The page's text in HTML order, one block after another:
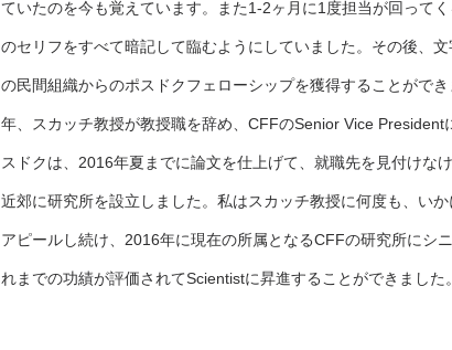
ていたのを今も覚えています。また1-2ヶ月に1度担当が回って
のセリフをすべて暗記して臨むようにしていました。その後、
の民間組織からのポスドクフェローシップを獲得することがで
年、スカッチ教授が教授職を辞め、CFFのSenior Vice
スドクは、2016年夏までに論文を仕上げて、就職先を見付けな
近郊に研究所を設立しました。私はスカッチ教授に何度も、い
アピールし続け、2016年に現在の所属となるCFFの研究所にシ
れまでの功績が評価されてScientistに昇進することができました。